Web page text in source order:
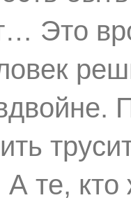
Это
те,